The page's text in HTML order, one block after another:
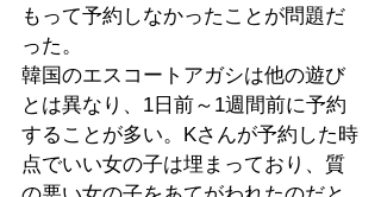
もって予約しなかったことが問題だ
った。
韓国のエスコートアガシは他の遊び
とは異なり、1日前～1週間前に予約
することが多い。Kさんが予約した時
点でいい女の子は埋まっており、質